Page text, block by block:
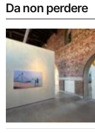
Da non perdere